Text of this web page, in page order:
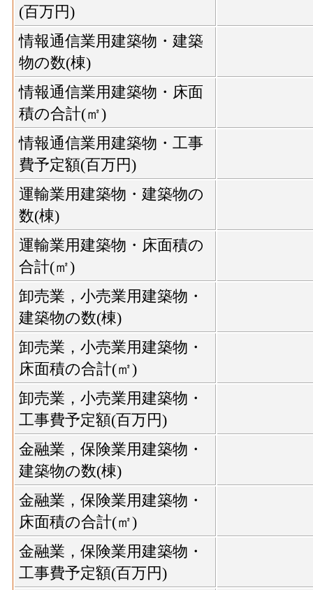
(百万円)
情報通信業用建築物・建築
物の数(棟)
情報通信業用建築物・床面
積の合計(㎡)
情報通信業用建築物・工事
費予定額(百万円)
運輸業用建築物・建築物の
数(棟)
運輸業用建築物・床面積の
合計(㎡)
卸売業，小売業用建築物・
建築物の数(棟)
卸売業，小売業用建築物・
床面積の合計(㎡)
卸売業，小売業用建築物・
工事費予定額(百万円)
金融業，保険業用建築物・
建築物の数(棟)
金融業，保険業用建築物・
床面積の合計(㎡)
金融業，保険業用建築物・
工事費予定額(百万円)